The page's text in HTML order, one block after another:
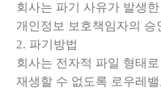
회사는 파기 사유가 발생
개인정보 보호책임자의
2. 파기방법
회사는 전자적 파일 형태
재생할 수 없도록 로우레